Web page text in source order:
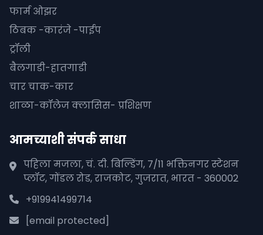
फार्म ओझर
ठिबक -कारंजे -पाईप
ट्रॉली
बैलगाडी-हातगाडी
चार चाक-कार
शाळा-कॉलेज क्लासिस- प्रशिक्षण
आमच्याशी संपर्क साधा
पहिला मजला, चं. दी. बिल्डिंग, 7/11 भक्तिनगर स्टेशन
प्लॉट, गोंडल रोड, राजकोट, गुजरात, भारत - 360002
+919941499714
[email protected]